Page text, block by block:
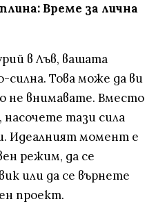
Време за лична
в Лъв, вашата
Това може да ви
не внимавате. Вместо
насочете тази сила
Идеалният момент е
режим, да се
или да се върнете
проект.